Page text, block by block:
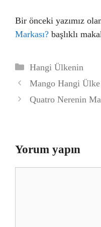
Bir önceki yazımız
Markası? başlıklı
Kategoriler
Hangi Ülkenin
Mango Hangi Ülke
Quatro Nerenin
Yorum yapın